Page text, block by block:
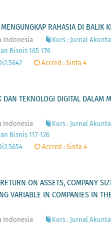
RAHASIA DI BALIK
Indonesia
Kurs : Jurnal
Bisnis 165-176
Accred : Sinta 4
TEKNOLOGI DIGITAL DALAM
Indonesia
Kurs : Jurnal
Bisnis 117-126
Accred : Sinta 4
ON ASSETS, COMPANY
VARIABLE IN COMPANIES IN
Indonesia
Kurs : Jurnal